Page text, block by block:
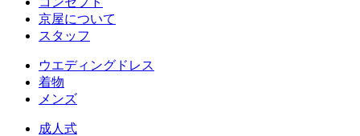
京屋について
スタッフ
ウエディングドレス
着物
メンズ
成人式